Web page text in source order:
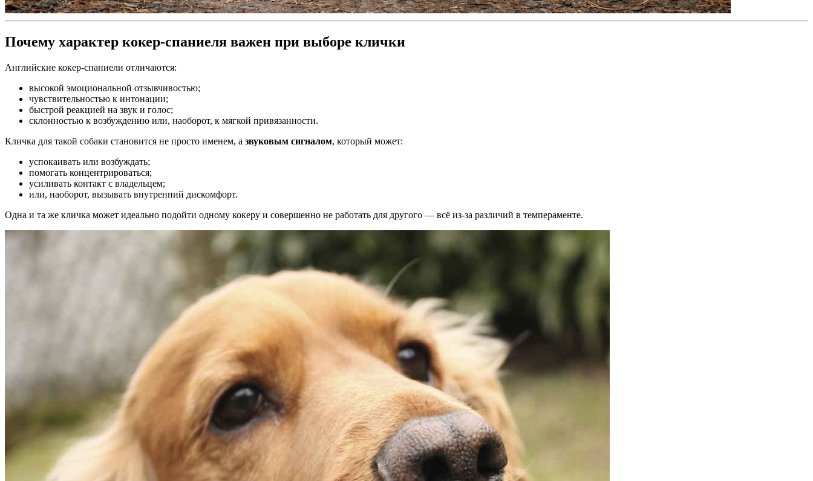
Почему характер кокер-спаниеля важен при выборе клички
Английские кокер-спаниели отличаются:
высокой эмоциональной отзывчивостью;
чувствительностью к интонации;
быстрой реакцией на звук и голос;
склонностью к возбуждению или, наоборот, к мягкой привязанности.
Кличка для такой собаки становится не просто именем, а звуковым сигналом, который может:
успокаивать или возбуждать;
помогать концентрироваться;
усиливать контакт с владельцем;
или, наоборот, вызывать внутренний дискомфорт.
Одна и та же кличка может идеально подойти одному кокеру и совершенно не работать для другого — всё из-за различий в темпераменте.